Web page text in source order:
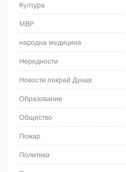
Култура
МВР
народна медицина
Нередности
Новости покрай Дунав
Образование
Общество
Пожар
Политика